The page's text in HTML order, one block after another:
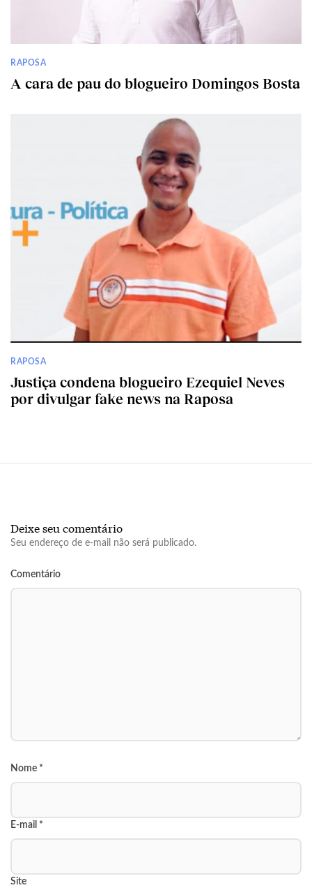
RAPOSA
A cara de pau do blogueiro Domingos Bosta
RAPOSA
Justiça condena blogueiro Ezequiel Neves
por divulgar fake news na Raposa
Deixe seu comentário
Seu endereço de e-mail não será publicado.
Comentário
Nome *
E-mail *
Site